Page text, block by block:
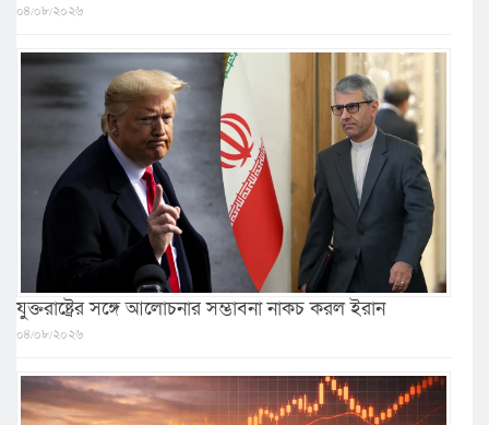
০৪/০৮/২০২৬
যুক্তরাষ্ট্রের সঙ্গে আলোচনার সম্ভাবনা নাকচ করল ইরান
০৪/০৮/২০২৬